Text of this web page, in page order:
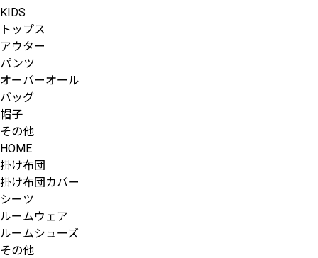
KIDS
トップス
アウター
パンツ
オーバーオール
バッグ
帽子
その他
HOME
掛け布団
掛け布団カバー
シーツ
ルームウェア
ルームシューズ
その他